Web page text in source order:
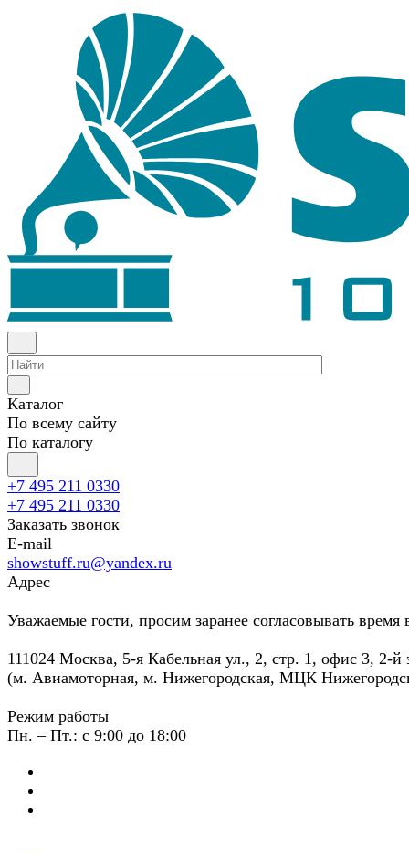
Каталог
По всему сайту
По каталогу
+7 495 211 0330
+7 495 211 0330
Заказать звонок
E-mail
showstuff.ru@yandex.ru
Адрес
Уважаемые гости, просим заранее согласовывать время
111024 Москва, 5-я Кабельная ул., 2, стр. 1, офис 3, 2-
(м. Авиамоторная, м. Нижегородская, МЦК
Режим работы
Пн. – Пт.: с 9:00 до 18:00